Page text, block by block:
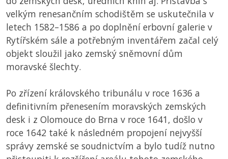
velkým renesančním schodištěm se uskutečnila v
letech 1582–1586 a po doplnění erbovní galerie v
Rytířském sále a potřebným inventářem začal celý
objekt sloužil jako zemský sněmovní dům
moravské šlechty.
Po zřízení královského tribunálu v roce 1636 a
definitivním přenesením moravských zemských
desk i z Olomouce do Brna v roce 1641, došlo v
roce 1642 také k následném propojení nejvyšší
správy zemské se soudnictvím a bylo tudíž nutno